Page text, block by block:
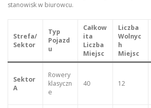
stanowisk w biurowcu.
Strefa/
Sektor
Typ
Pojazd
u
Całkow
ita
Liczba
Miejsc
Liczba
Wolnyc
h
Miejsc
Sektor
A
Rowery
klasyczn
e
40 12